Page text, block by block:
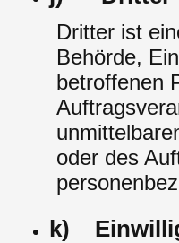
Dritter ist
Behörde,
betroffenen
oder des
k)